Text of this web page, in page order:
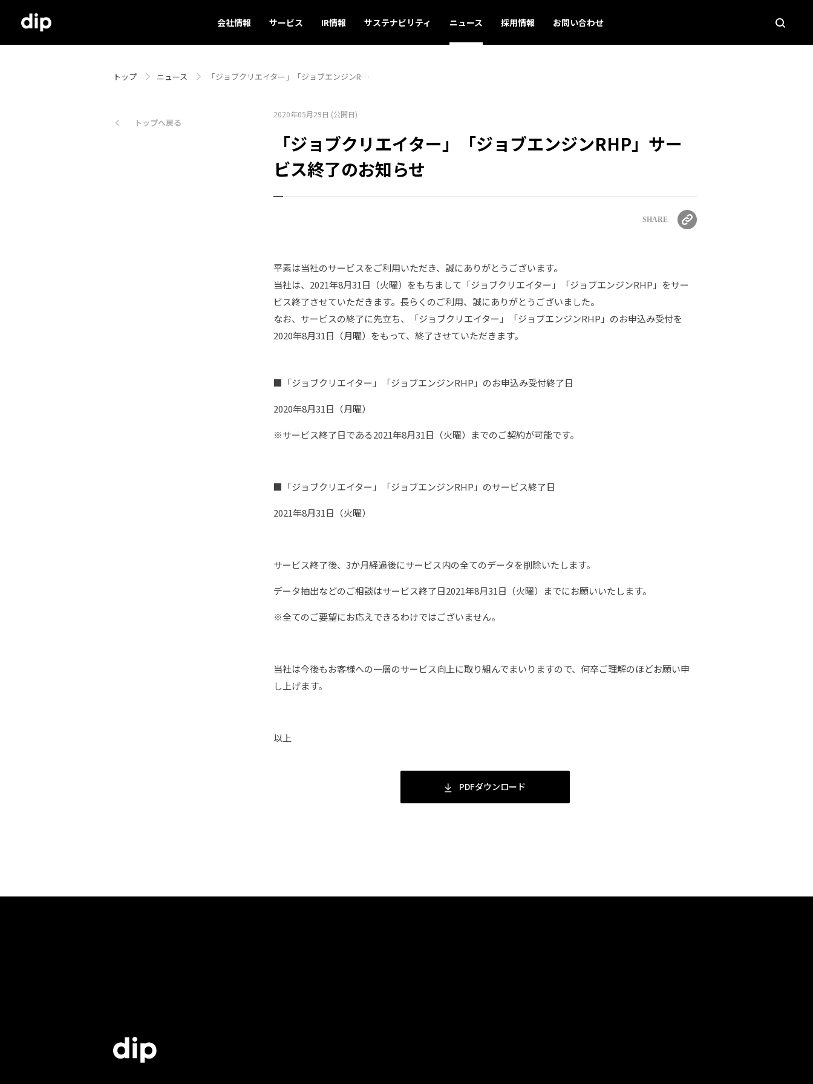
会社情報 サービス IR情報 サステナビリティ ニュース 採用情報 お問い合わせ
トップ ニュース 「ジョブクリエイター」「ジョブエンジンR…
トップへ戻る
2020年05月29日 (公開日)
「ジョブクリエイター」「ジョブエンジンRHP」サー
ビス終了のお知らせ
SHARE
平素は当社のサービスをご利用いただき、誠にありがとうございます。
当社は、2021年8月31日（火曜）をもちまして「ジョブクリエイター」「ジョブエンジンRHP」をサー
ビス終了させていただきます。長らくのご利用、誠にありがとうございました。
なお、サービスの終了に先立ち、「ジョブクリエイター」「ジョブエンジンRHP」のお申込み受付を
2020年8月31日（月曜）をもって、終了させていただきます。
■「ジョブクリエイター」「ジョブエンジンRHP」のお申込み受付終了日
2020年8月31日（月曜）
※サービス終了日である2021年8月31日（火曜）までのご契約が可能です。
■「ジョブクリエイター」「ジョブエンジンRHP」のサービス終了日
2021年8月31日（火曜）
サービス終了後、3か月経過後にサービス内の全てのデータを削除いたします。
データ抽出などのご相談はサービス終了日2021年8月31日（火曜）までにお願いいたします。
※全てのご要望にお応えできるわけではございません。
当社は今後もお客様への一層のサービス向上に取り組んでまいりますので、何卒ご理解のほどお願い申
し上げます。
以上
PDFダウンロード